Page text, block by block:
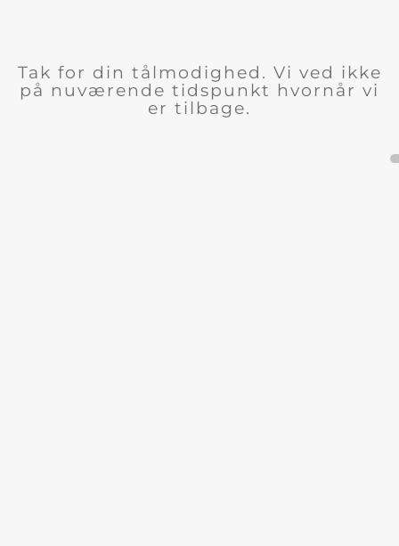
Tak for din tålmodighed. Vi ved ikke
på nuværende tidspunkt hvornår vi
er tilbage.